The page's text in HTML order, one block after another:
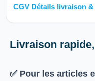
CGV Détails livraison
Livraison
✅ Pour les articles